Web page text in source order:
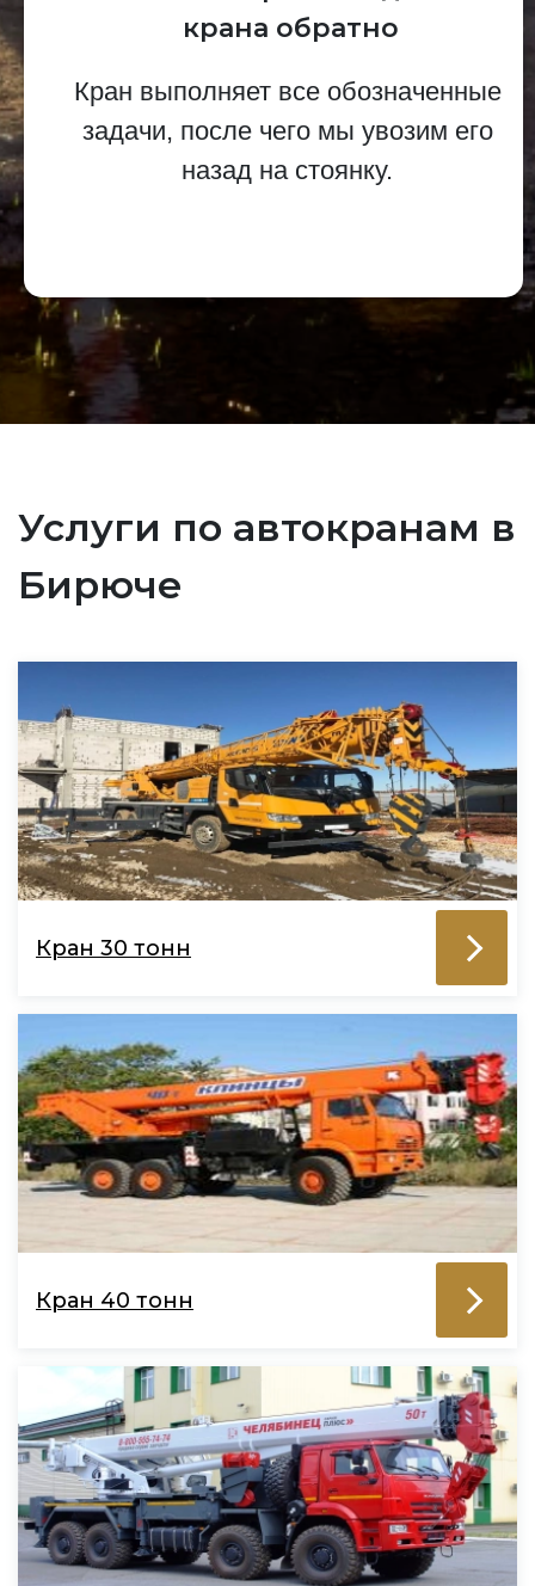
крана обратно
Кран выполняет все обозначенные
задачи, после чего мы увозим его
назад на стоянку.
Услуги по автокранам в
Бирюче
Кран 30 тонн
Кран 40 тонн